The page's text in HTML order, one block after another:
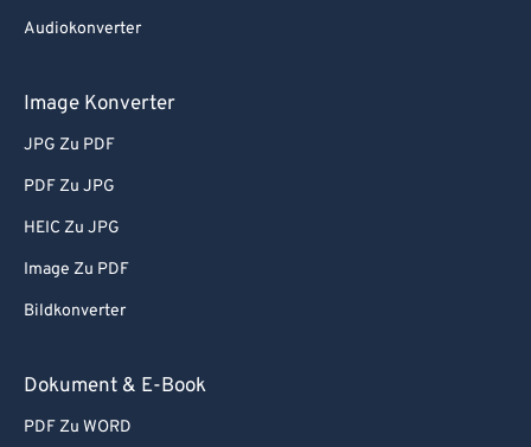
Audiokonverter
Image Konverter
JPG Zu PDF
PDF Zu JPG
HEIC Zu JPG
Image Zu PDF
Bildkonverter
Dokument & E-Book
PDF Zu WORD